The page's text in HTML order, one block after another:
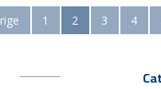
1 2 3 4